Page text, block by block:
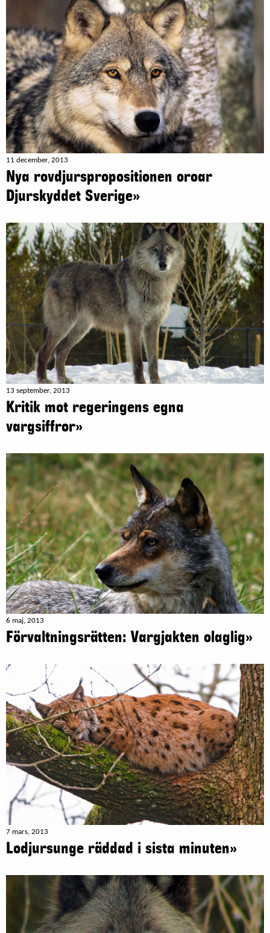
11 december, 2013
Nya rovdjurspropositionen oroar
Djurskyddet Sverige»
13 september, 2013
Kritik mot regeringens egna
vargsiffror»
6 maj, 2013
Förvaltningsrätten: Vargjakten olaglig»
7 mars, 2013
Lodjursunge räddad i sista minuten»